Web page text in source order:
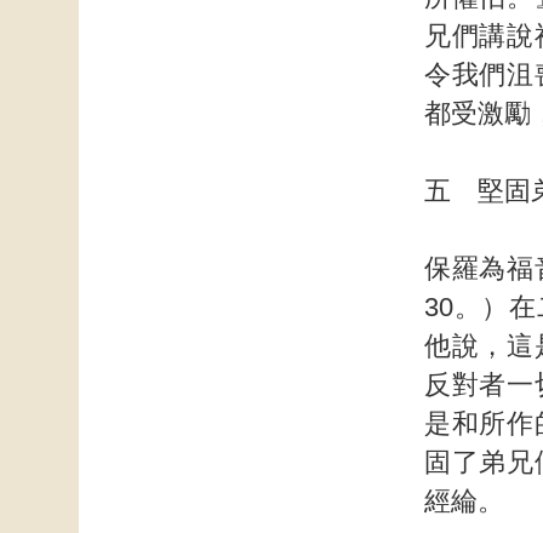
兄們講
令我們沮
都受激勵
五 堅固
保羅為福
30。）
他說，這
反對者
是和所作
固了弟
經綸。